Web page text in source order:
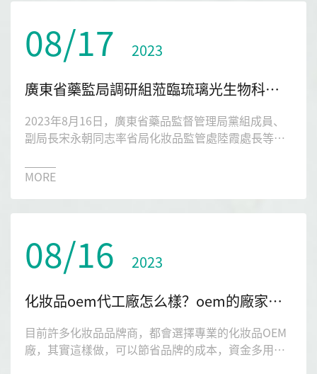
08/17
2023
廣東省藥監局調研組蒞臨琉璃光生物科技指導工作
2023年8月16日，廣東省藥品監督管理局黨組成員、
副局長宋永朝同志率省局化妝品監管處陸霞處長等領
展化妝品產業高質量發展調研工作。
MORE
08/16
2023
化妝品oem代工廠怎么樣？oem的廠家需要具備的條件？
目前許多化妝品品牌商，都會選擇專業的化妝品OEM
廠，其實這樣做，可以節省品牌的成本，資金多用于